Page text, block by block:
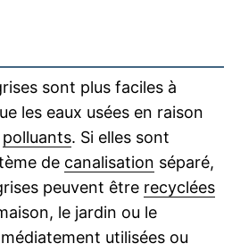
sont plus faciles à
les eaux usées en raison
polluants. Si elles sont
de canalisation séparé,
peuvent être recyclées
le jardin ou le
utilisées ou